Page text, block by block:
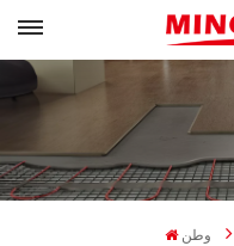
وطن